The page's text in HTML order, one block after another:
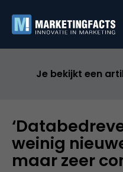
Je bekijkt een
weinig
maar zeer